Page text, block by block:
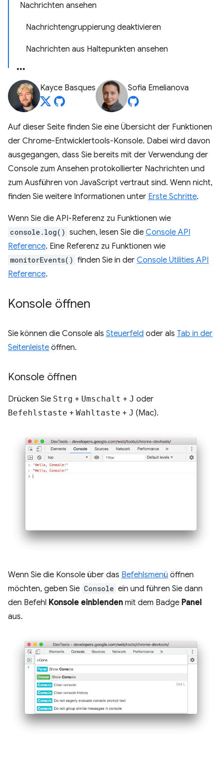
Nachrichten ansehen
Nachrichtengruppierung deaktivieren
Nachrichten aus Haltepunkten ansehen
Kayce Basques Sofia Emelianova
Auf dieser Seite finden Sie eine Übersicht der Funktionen
der Chrome-Entwicklertools-Konsole. Dabei wird davon
ausgegangen, dass Sie bereits mit der Verwendung der
Console zum Ansehen protokollierter Nachrichten und
zum Ausführen von JavaScript vertraut sind. Wenn nicht,
finden Sie weitere Informationen unter Erste Schritte.
Wenn Sie die API-Referenz zu Funktionen wie
console.log() suchen, lesen Sie die Console API
Reference. Eine Referenz zu Funktionen wie
monitorEvents() finden Sie in der Console Utilities API
Reference.
Konsole öffnen
Sie können die Console als Steuerfeld oder als Tab in der
Seitenleiste öffnen.
Konsole öffnen
Drücken Sie Strg + Umschalt + J oder
Befehlstaste + Wahltaste + J (Mac).
Wenn Sie die Konsole über das Befehlsmenü öffnen
möchten, geben Sie Console ein und führen Sie dann
den Befehl Konsole einblenden mit dem Badge Panel
aus.